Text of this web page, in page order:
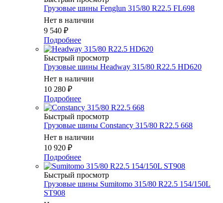
Грузовые шины Fenglun 315/80 R22.5 FL698
Нет в наличии
9 540 ₽
Подробнее
Быстрый просмотр
Грузовые шины Headway 315/80 R22.5 HD620
Нет в наличии
10 280 ₽
Подробнее
Быстрый просмотр
Грузовые шины Constancy 315/80 R22.5 668
Нет в наличии
10 920 ₽
Подробнее
Быстрый просмотр
Грузовые шины Sumitomo 315/80 R22.5 154/150L
ST908